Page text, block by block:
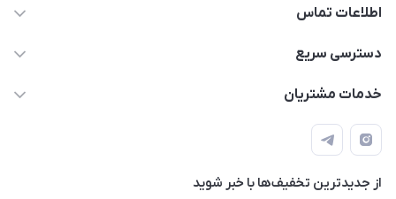
اطلاعات تماس
07191092067 - 09034052067
،طبقه دوم واحد 220
دسترسی سریع
حساب کاربری
لیست محصولات
مجله فروشگاه
خدمات مشتریان
قوانین و مقررات
حریم خصوصی
راهنما
از جدید‌ترین تخفیف‌ها با‌ خبر شوید